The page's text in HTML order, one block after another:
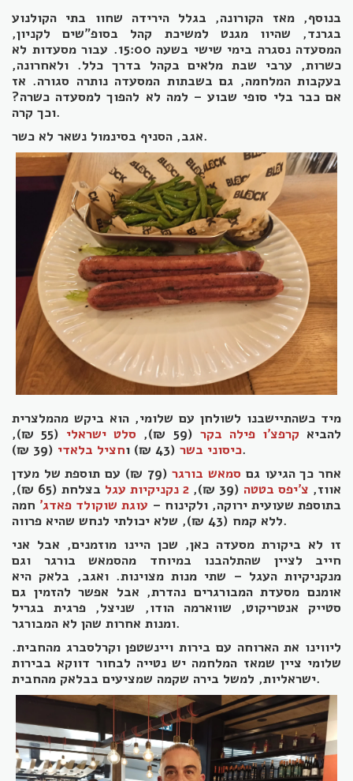
בנוסף, מאז הקורונה, בגלל הירידה שחוו בתי הקולנוע
בגרנד, שהיוו מגנט למשיכת קהל בסופ"שים לקניון,
המסעדה נסגרה בימי שישי בשעה 15:00. עבור מסעדות לא
כשרות, ערבי שבת מלאים בקהל בדרך כלל. ולאחרונה,
בעקבות המלחמה, גם בשבתות המסעדה נותרה סגורה. אז
אם כבר בלי סופי שבוע – למה לא להפוך למסעדה כשרה?
וכך קרה.
אגב, הסניף בסינמול נשאר לא כשר.
מיד כשהתיישבנו לשולחן עם שלומי, הוא ביקש מהמלצרית
להביא קרפצ'ו פילה בקר (59 ₪), סלט ישראלי (55 ₪),
כיסוני בשר (43 ₪) ו חציל בלאדי
(39 ₪).
אחר כך הגיעו גם סמאש בורגר
(79 ₪) עם תוספת של מעדן
אווז, צ'יפס בטטה (39 ₪), 2 נקניקיות עגל
בצלחת (65 ₪),
בתוספת שעועית ירוקה, ולקינוח – עוגת שוקולד פאדג' חמה
ללא קמח (43 ₪), שלא יכולתי לנחש שהיא פרווה.
זו לא ביקורת מסעדה כאן, שכן היינו מוזמנים, אבל אני
חייב לציין שהתלהבנו במיוחד מהסמאש בורגר וגם
מנקניקיות העגל – שתי מנות מצוינות. ואגב, בלאק היא
אומנם מסעדת המבורגרים נהדרת, אבל אפשר להזמין גם
סטייק אנטריקוט, שווארמה הודו, שניצל, פרגית בגריל
ומנות אחרות שהן לא המבורגר.
ליווינו את הארוחה עם בירות ויינשטפן וקרלסברג מהחבית.
שלומי ציין שמאז המלחמה יש נטייה לבחור דווקא בבירות
ישראליות, למשל בירה שקמה שמציעים בבלאק מהחבית.